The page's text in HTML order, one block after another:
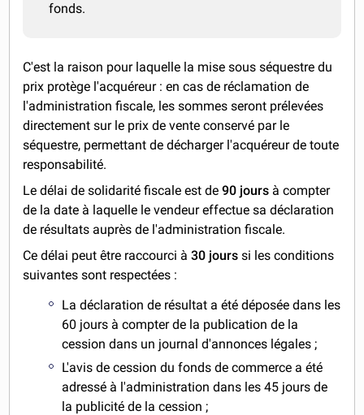
fonds.
C'est la raison pour laquelle la mise sous séquestre du
prix protège l'acquéreur : en cas de réclamation de
l'administration fiscale, les sommes seront prélevées
directement sur le prix de vente conservé par le
séquestre, permettant de décharger l'acquéreur de toute
responsabilité.
Le délai de solidarité fiscale est de90 jours à compter
de la date à laquelle le vendeur effectue sa déclaration
de résultats auprès de l'administration fiscale.
Ce délai peut être raccourci à30 jours si les conditions
suivantes sont respectées :
La déclaration de résultat a été déposée dans les
60 jours à compter de la publication de la
cession dans un journal d'annonces légales ;
L'avis de cession du fonds de commerce a été
adressé à l'administration dans les 45 jours de
la publicité de la cession ;